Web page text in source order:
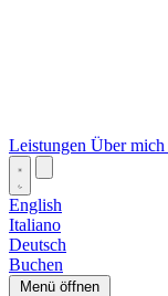
Leistungen Über mich
English
Italiano
Deutsch
Buchen
Menü öffnen